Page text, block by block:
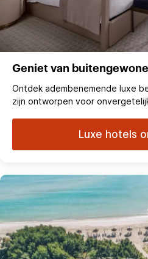
Geniet van
Ontdek adembenemende luxe
zijn ontworpen voor
Luxe hotels